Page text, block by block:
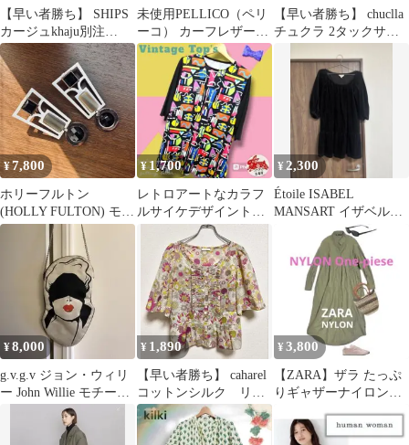
【早い者勝ち】 SHIPS
カージュkhaju別注
UHURUバティックワン
ピース
未使用PELLICO（ペリ
ーコ） カーフレザーヒ
ール Tストラップ シュ
ーズ38
【早い者勝ち】 chuclla
チュクラ 2タックサイ
¥7,800
ホリーフルトン
(HOLLY FULTON) モー
ドイヤリング
¥1,700
レトロアートなカラフ
ルサイケデザイントッ
¥2,300
Étoile ISABEL
MANSART イザベルマ
ラン ワンピース
¥8,000
g.v.g.v ジョン・ウィリ
ー John Willie モチーフ
¥ 1,890
【早い者勝ち】 caharel
コットンシルク リバ
ティブラウス
¥ 3,800
【ZARA】ザラ たっぷ
りギャザーナイロンボ
ース カーキ